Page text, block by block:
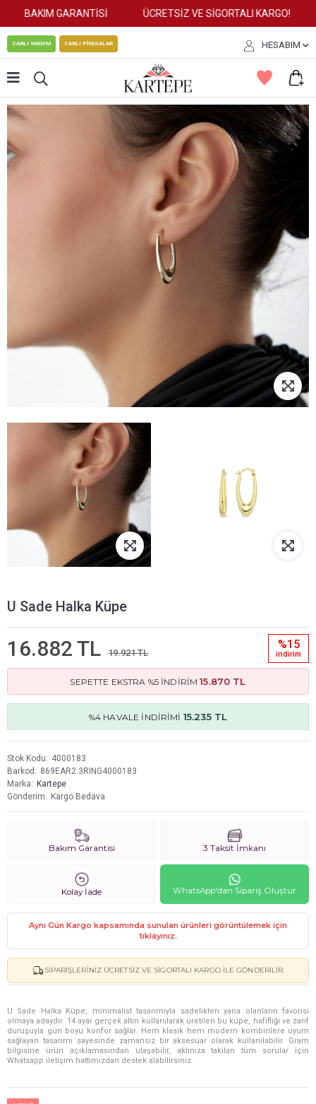
BAKIM GARANTİSİ ÜCRETSİZ VE SİGORTALI KARGO!
CANLI YARDIM CANLI PİYASALAR HESABIM
U Sade Halka Küpe
16.882 TL 19.921 TL
%15
i̇ndi̇ri̇m
SEPETTE EKSTRA %5 İNDİRİM15.870 TL
%4 HAVALE İNDİRİMİ 15.235 TL
Stok Kodu
4000183
Barkod
869EAR2.3RING4000183
Marka
Kartepe
Gönderim
Kargo Bedava
Bakım Garantisi 3 Taksit İmkanı
Kolay İade WhatsApp'dan Sipariş Oluştur
Aynı Gün Kargo kapsamında sunulan ürünleri görüntülemek için
tıklayınız.
SIPARIŞLERINIZ ÜCRETSIZ VE SIGORTALI KARGO ILE GÖNDERILIR.
U Sade Halka Küpe, minimalist tasarımıyla sadelikten yana olanların favorisi
olmaya adaydır. 14 ayar gerçek altın kullanılarak üretilen bu küpe, hafifliği ve zarif
duruşuyla gün boyu konfor sağlar. Hem klasik hem modern kombinlere uyum
sağlayan tasarımı sayesinde zamansız bir aksesuar olarak kullanılabilir. Gram
bilgisine ürün açıklamasından ulaşabilir, aklınıza takılan tüm sorular için
Whatsapp iletişim hattımızdan destek alabilirsiniz.